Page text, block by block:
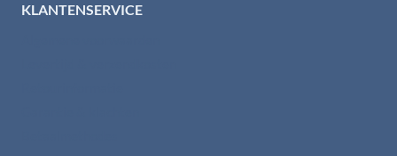
KLANTENSERVICE